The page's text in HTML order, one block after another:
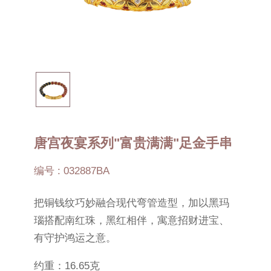
唐宫夜宴系列"富贵满满"足金手串
编号 : 032887BA
把铜钱纹巧妙融合现代弯管造型，加以黑玛
瑙搭配南红珠，黑红相伴，寓意招财进宝、
有守护鸿运之意。
约重：16.65克